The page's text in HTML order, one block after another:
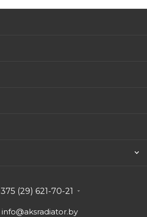
(29) 621-70-21
info@aksradiator.by